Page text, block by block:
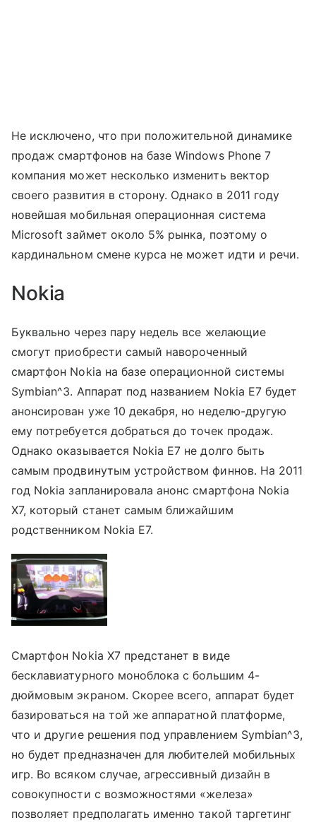
Не исключено, что при положительной динамике
продаж смартфонов на базе Windows Phone 7
компания может несколько изменить вектор
своего развития в сторону. Однако в 2011 году
новейшая мобильная операционная система
Microsoft займет около 5% рынка, поэтому о
кардинальном смене курса не может идти и речи.
Nokia
Буквально через пару недель все желающие
смогут приобрести самый навороченный
смартфон Nokia на базе операционной системы
Symbian^3. Аппарат под названием Nokia E7 будет
анонсирован уже 10 декабря, но неделю-другую
ему потребуется добраться до точек продаж.
Однако оказывается Nokia E7 не долго быть
самым продвинутым устройством финнов. На 2011
год Nokia запланировала анонс смартфона Nokia
X7, который станет самым ближайшим
родственником Nokia E7.
Смартфон Nokia X7 предстанет в виде
бесклавиатурного моноблока с большим 4-
дюймовым экраном. Скорее всего, аппарат будет
базироваться на той же аппаратной платформе,
что и другие решения под управлением Symbian^3,
но будет предназначен для любителей мобильных
игр. Во всяком случае, агрессивный дизайн в
совокупности с возможностями «железа»
позволяет предполагать именно такой таргетинг